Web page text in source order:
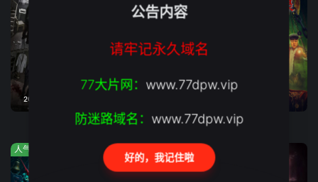
2026年05月01日上映
消失的人 眼眸 民间奇案录2
人气:585 人气:571
公告内容
请牢记永久域名
77大片网： www.77dpw.vip
防迷路域名： www.77dpw.vip
好的，我记住啦